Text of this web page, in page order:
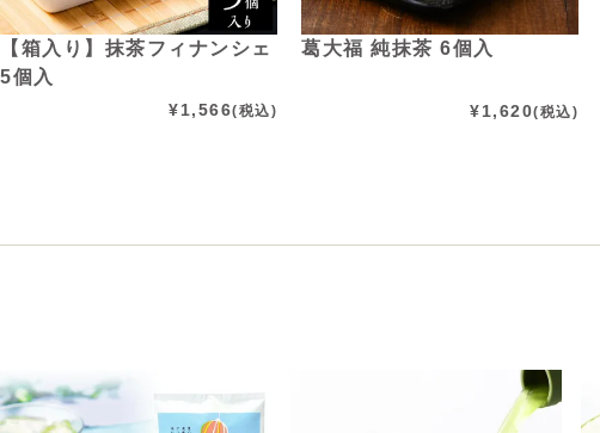
【箱入り】抹茶フィナンシェ
5個入
¥1,566(税込)
葛大福 純抹茶 6個入
¥1,620(税込)